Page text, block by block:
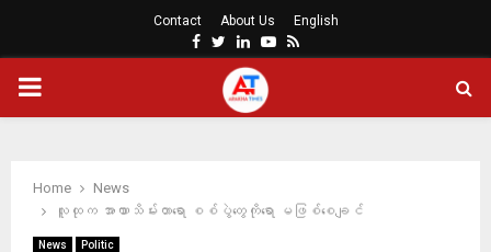
Contact About Us English
Facebook
Twitter
LinkedinYoutube
Rss
PRIMARY
Home
News
လူထုက အာဏာသိမ်းတာရော စစ်ပွဲတွေကိုရော မဖြစ်စေချင်
News Politic